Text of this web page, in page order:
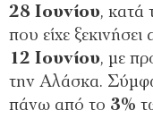
28 Ιουνίου, κατά
που είχε ξεκινήσει
12 Ιουνίου, με
την Αλάσκα.
πάνω από το 3%